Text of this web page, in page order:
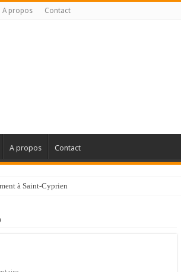
A propos Contact
A propos Contact
à Saint-Cyprien